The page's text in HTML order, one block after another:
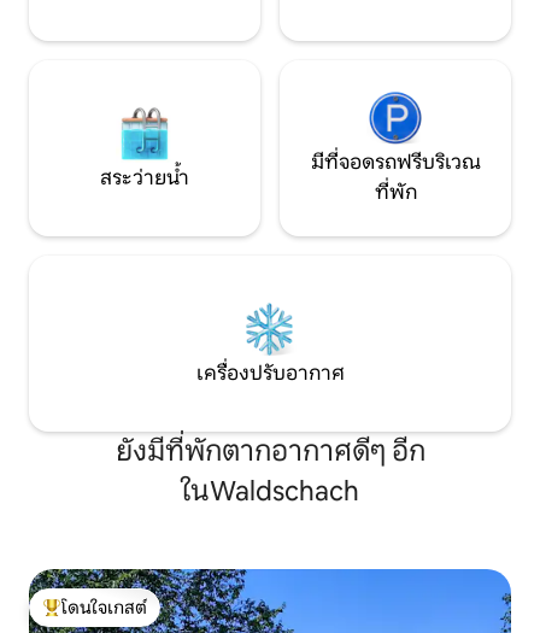
สระว่ายน้ำ
มีที่จอดรถฟรีบริเวณ
ที่พัก
เครื่องปรับอากาศ
ยังมีที่พักตากอากาศดีๆ อีก
ในWaldschach
โดนใจเกสต์ที่สุด
โดนใจเกสต์